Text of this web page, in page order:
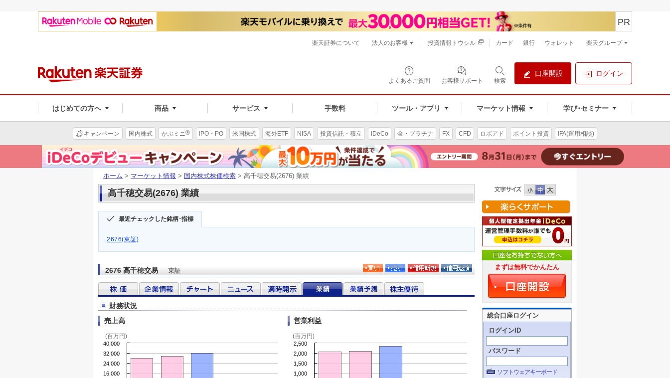
よくあるご質問 お客様サポート 検索
口座開設 ログイン
はじめての方へ 商品 サービス 手数料 ツール・アプリ マーケット情報 学び･セミナー
PR
楽天証券について 法人のお客様 投資情報トウシル カード 銀行 ウォレット 楽天グループ
キャンペーン 国内株式 かぶミニ® IPO・PO 米国株式 海外ETF NISA 投資信託・積立 iDeCo 金・プラチナ FX CFD ロボアド ポイント投資 IFA(運用相談)
ホーム > マーケット情報 > 国内株式株価検索 > 高千穂交易(2676) 業績
高千穂交易(2676) 業績
最近チェックした銘柄･指標
2676(東証)
2676 高千穂交易 東証 まずは無料でかんたん
総合口座ログイン
ログインID
パスワード
ソフトウェアキーボード